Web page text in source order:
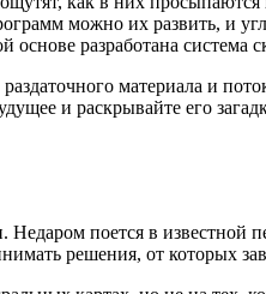
можно их развить, и
разработана система
материала и
и раскрывайте его
Недаром поется в известной
решения, от которых